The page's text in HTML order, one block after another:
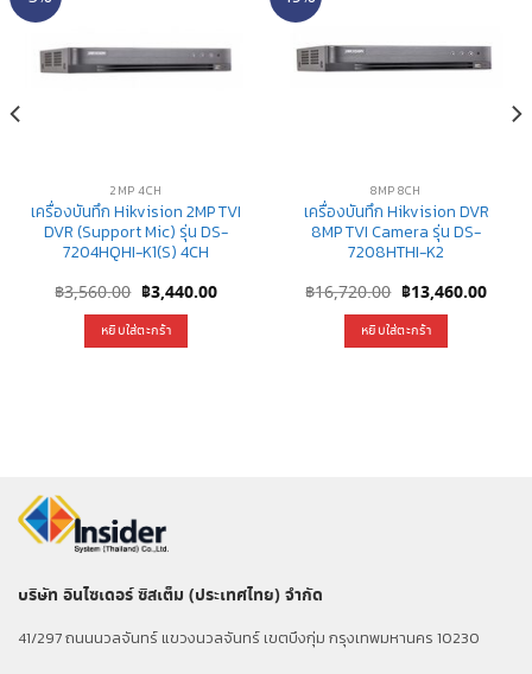
2MP 4CH
เครื่องบันทึก Hikvision 2MP TVI
DVR (Support Mic) รุ่น DS-
7204HQHI-K1(S) 4CH
฿3,560.00 Original
price
was:
฿3,560.00.
฿3,440.00Current
หยิบใส่ตะกร้า
8MP 8CH
เครื่องบันทึก Hikvision DVR
8MP TVI Camera รุ่น DS-
7208HTHI-K2
฿16,720.00 Original
price
was:
฿16,720.00.
฿13,460.00
หยิบใส่ตะกร้า
บริษัท อินไซเดอร์ ซิสเต็ม (ประเทศไทย) จำกัด
41/297 ถนนนวลจันทร์ แขวงนวลจันทร์ เขตบึงกุ่ม กรุงเทพมหานคร 10230